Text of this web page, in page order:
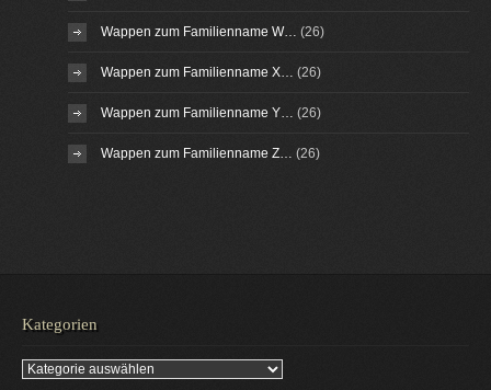
Wappen zum Familienname W… (26)
Wappen zum Familienname X… (26)
Wappen zum Familienname Y… (26)
Wappen zum Familienname Z… (26)
Kategorien
Kategorien